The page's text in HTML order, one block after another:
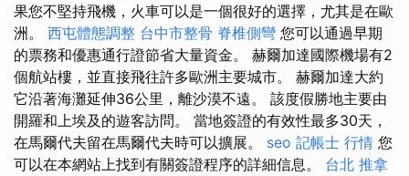
果您不堅持飛機，火車可以是一個很好的選擇，尤其是在歐
洲。 西屯體態調整 台中市整骨 脊椎側彎 您可以通過早期
的票務和優惠通行證節省大量資金。 赫爾加達國際機場有2
個航站樓，並直接飛往許多歐洲主要城市。 赫爾加達大約
它沿著海灘延伸36公里，離沙漠不遠。 該度假勝地主要由
開羅和上埃及的遊客訪問。 當地簽證的有效性最多30天，
在馬爾代夫留在馬爾代夫時可以擴展。 seo 記帳士 行情 您
可以在本網站上找到有關簽證程序的詳細信息。 台北 推拿